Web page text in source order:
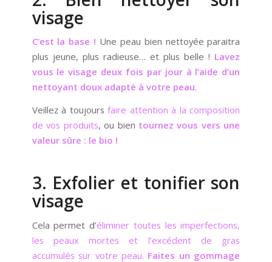
visage
C’est la base ! Une peau bien nettoyée paraitra
plus jeune, plus radieuse… et plus belle ! Lavez
vous le visage deux fois par jour à l’aide d’un
nettoyant doux adapté à votre peau.
Veillez à toujoursfaire attention à la composition
de vos produits, ou bien tournez vous vers une
valeur sûre : le bio !
3. Exfolier et tonifier son
visage
Cela permet d’éliminer toutes les imperfections,
les peaux mortes et l’excédent de gras
accumulés sur votre peau. Faites un gommage